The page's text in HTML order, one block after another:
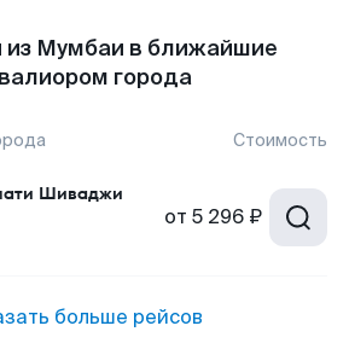
из Мумбаи в ближайшие
города
Стоимость
Шиваджи
от 5 296 ₽
больше рейсов